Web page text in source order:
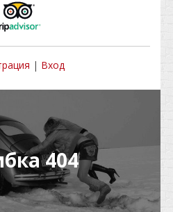
| Вход
404